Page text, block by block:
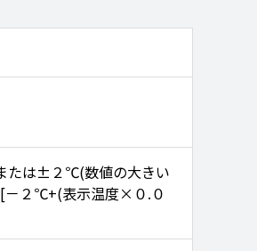
たは±２℃(数値の大きい
２℃+(表示温度×０.０